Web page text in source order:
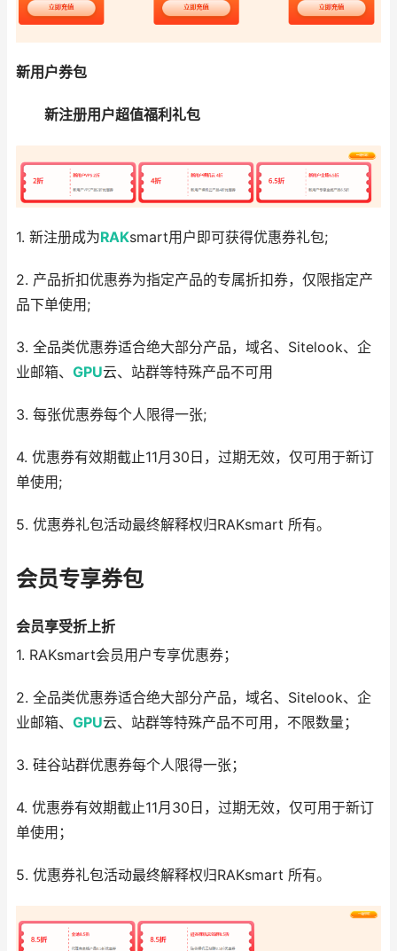
新用户券包
新注册用户超值福利礼包
1. 新注册成为RAKsmart用户即可获得优惠券礼包;
2. 产品折扣优惠券为指定产品的专属折扣券，仅限指定产
品下单使用;
3. 全品类优惠券适合绝大部分产品，域名、Sitelook、企
业邮箱、 GPU云、站群等特殊产品不可用
3. 每张优惠券每个人限得一张;
4. 优惠券有效期截止11月30日，过期无效，仅可用于新订
单使用;
5. 优惠券礼包活动最终解释权归RAKsmart 所有。
会员专享券包
会员享受折上折
1. RAKsmart会员用户专享优惠券；
2. 全品类优惠券适合绝大部分产品，域名、Sitelook、企
业邮箱、 GPU云、站群等特殊产品不可用，不限数量；
3. 硅谷站群优惠券每个人限得一张；
4. 优惠券有效期截止11月30日，过期无效，仅可用于新订
单使用；
5. 优惠券礼包活动最终解释权归RAKsmart 所有。